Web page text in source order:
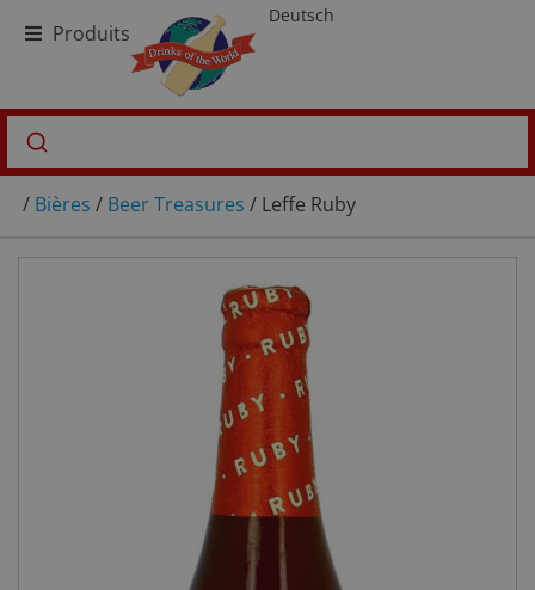
Produits
Deutsch
/ Bières / Beer Treasures / Leffe Ruby